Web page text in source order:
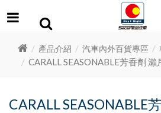
產品介紹 汽車內外百貨專區
CARALL SEASONABLE芳香劑
CARALL SEASONABLE